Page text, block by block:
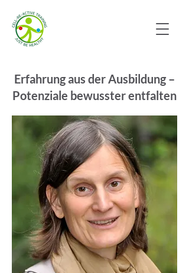
Erfahrung aus der Ausbildung –
Potenziale bewusster entfalten